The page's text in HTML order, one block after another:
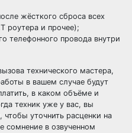
жёсткого сброса всех
роутера и прочее);
телефонного провода внутри
технического мастера,
в вашем случае будут
в каком объёме и
техник уже у вас, вы
уточнить расценки на
сомнение в озвученном